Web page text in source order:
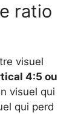
ratio
visuel
4:5 ou
visuel qui
qui perd